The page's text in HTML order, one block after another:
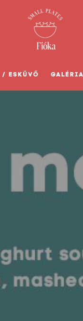
/ ESKÜVŐ GALÉRIA